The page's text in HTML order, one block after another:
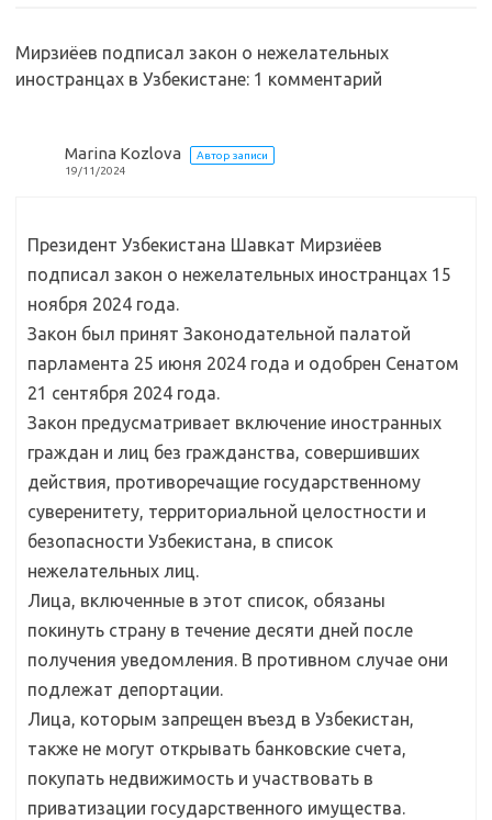
n
i
o
k
в
и
Мирзиёев подписал закон о нежелательных
иностранцах в Узбекистане: 1 комментарий
Marina Kozlova
Автор записи
19/11/2024
Президент Узбекистана Шавкат Мирзиёев
подписал закон о нежелательных иностранцах 15
ноября 2024 года.
Закон был принят Законодательной палатой
парламента 25 июня 2024 года и одобрен Сенатом
21 сентября 2024 года.
Закон предусматривает включение иностранных
граждан и лиц без гражданства, совершивших
действия, противоречащие государственному
суверенитету, территориальной целостности и
безопасности Узбекистана, в список
нежелательных лиц.
Лица, включенные в этот список, обязаны
покинуть страну в течение десяти дней после
получения уведомления. В противном случае они
подлежат депортации.
Лица, которым запрещен въезд в Узбекистан,
также не могут открывать банковские счета,
покупать недвижимость и участвовать в
приватизации государственного имущества.